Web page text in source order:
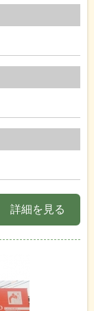
詳細を見る